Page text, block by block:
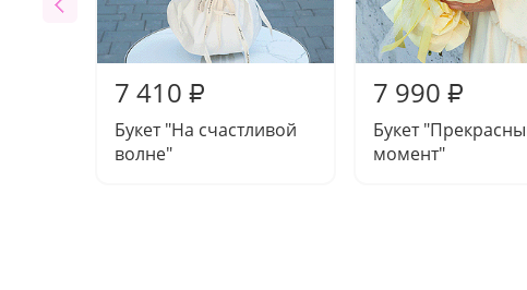
7 410 ₽
Букет "На счастливой
волне"
7 990 ₽
Букет
момент"